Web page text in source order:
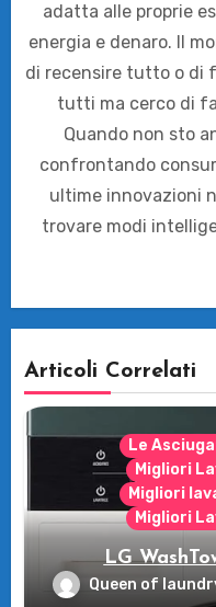
adatta alle proprie
energia e denaro. Il
di recensire tutto o di
tutti ma cerco di
Quando non sto
confrontando
ultime innovazioni
trovare modi
Articoli Correlati
Le
Migliori
Migliori
Migliori
LG
rivoluzione
Queen of